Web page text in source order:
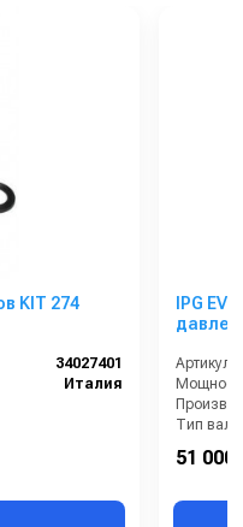
KIT 274
34027401
Италия
IPG
Артикул:
Тип вала:
51 000